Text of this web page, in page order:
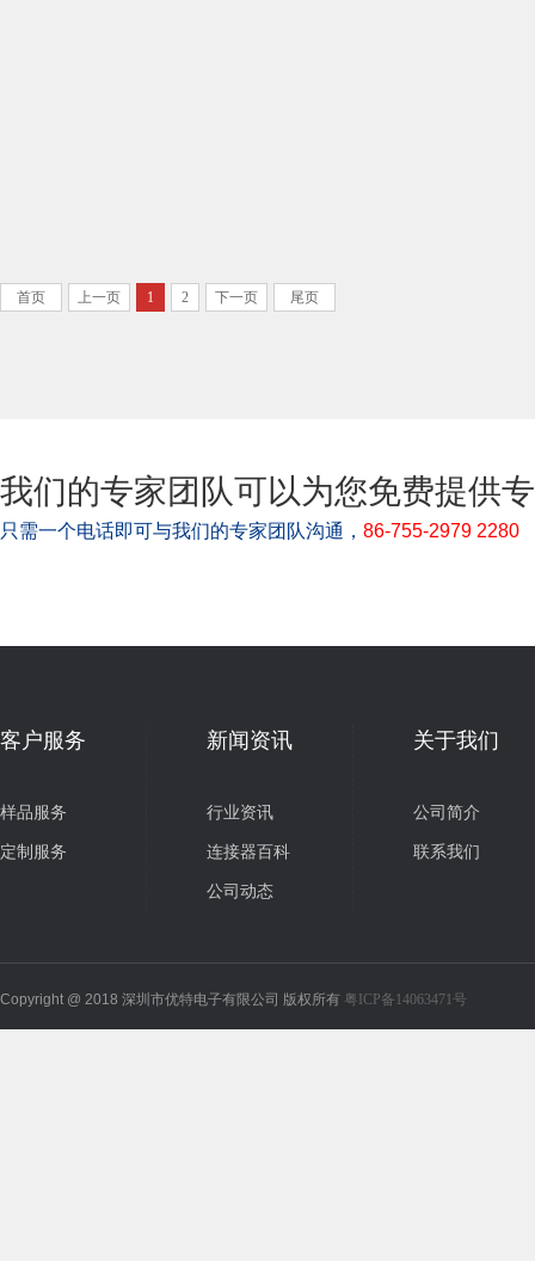
首页 上一页 1 2 下一页 尾页
我们的专家团队可以为您免费提供
只需一个电话即可与我们的专家团队沟通， 86-755-2979 2280
客户服务
样品服务
定制服务
新闻资讯
行业资讯
连接器百科
公司动态
关于我们
公司简介
联系我们
Copyright @ 2018 深圳市优特电子有限公司 版权所有 粤ICP备14063471号